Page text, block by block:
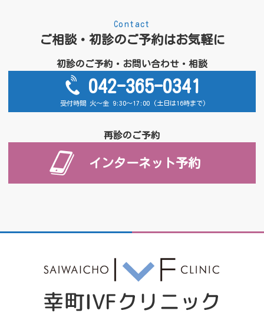
ご相談・初診のご予約はお気軽に
Contact
初診のご予約・お問い合わせ・相談
042-365-0341
受付時間 火～金 9:30～17:00 (土日は16時まで)
再診のご予約
インターネット予約